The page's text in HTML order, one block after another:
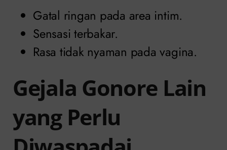
Gatal ringan pada area intim.
Sensasi terbakar.
Rasa tidak nyaman pada vagina.
Gejala Gonore Lain
yang Perlu